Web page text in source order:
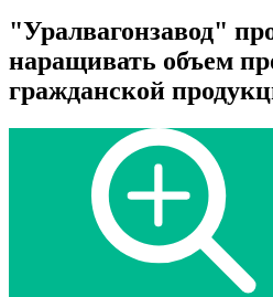
"Уралвагонзавод"
наращивать объем
гражданской